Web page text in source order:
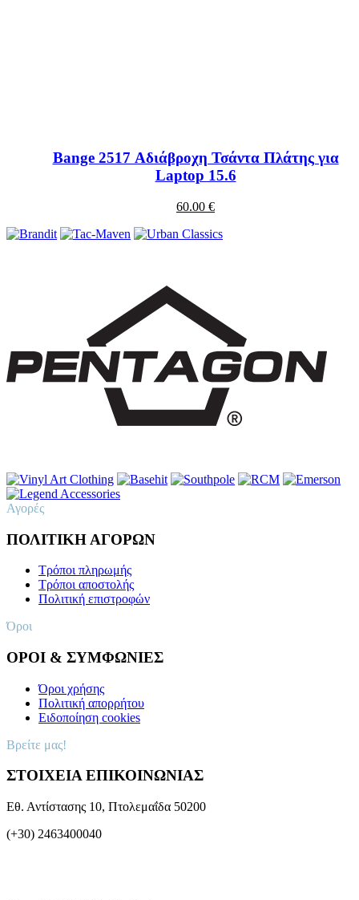
Bange 2517 Αδιάβροχη Τσάντα Πλάτης για
Laptop 15.6
60.00 €
Αγορές
ΠΟΛΙΤΙΚΗ ΑΓΟΡΩΝ
Τρόποι πληρωμής
Τρόποι αποστολής
Πολιτική επιστροφών
Όροι
ΟΡΟΙ & ΣΥΜΦΩΝΙΕΣ
Όροι χρήσης
Πολιτική απορρήτου
Ειδοποίηση cookies
Βρείτε μας!
ΣΤΟΙΧΕΙΑ ΕΠΙΚΟΙΝΩΝΙΑΣ
Εθ. Αντίστασης 10, Πτολεμαΐδα 50200
(+30) 2463400040